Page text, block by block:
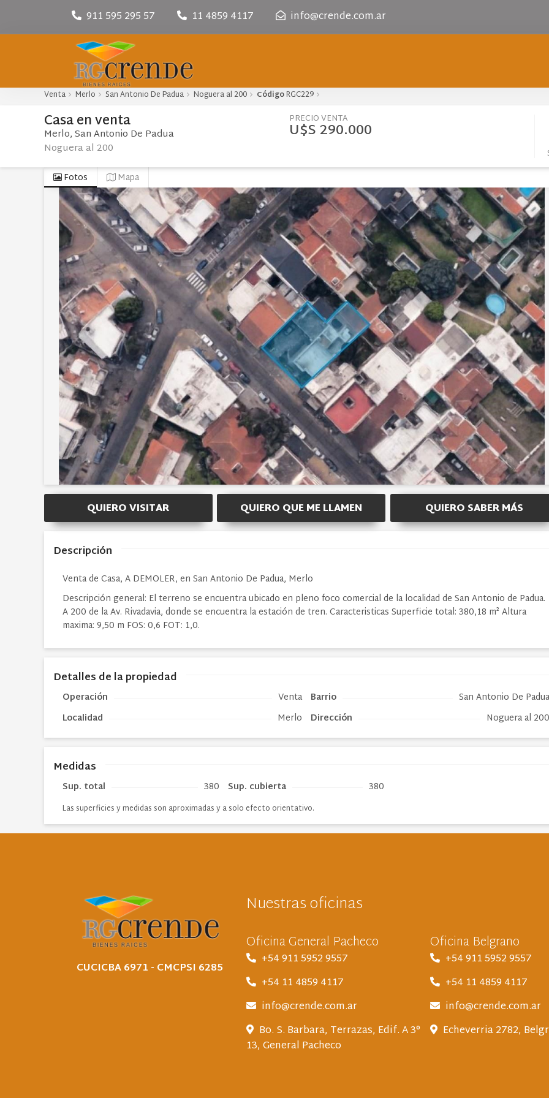
911 595 295 57 11 4859 4117 info@crende.com.ar
Venta Merlo San Antonio De Padua Noguera al 200 CódigoRGC229
Casaenventa
Merlo San Antonio De Padua
Noguera al 200
PRECIO VENTA
U$S 290.000
Fotos Mapa
QUIERO VISITAR QUIERO QUE ME LLAMEN QUIERO SABER MÁS
Descripción
Venta de Casa, A DEMOLER, en San Antonio De Padua, Merlo
Descripción general: El terreno se encuentra ubicado en pleno foco comercial de la localidad de San Antonio de Padua.
A 200 de la Av. Rivadavia, donde se encuentra la estación de tren. Caracteristicas Superficie total: 380,18 m² Altura
maxima: 9,50 m FOS: 0,6 FOT: 1,0.
Detalles de la propiedad
Operación
Venta
Localidad
Merlo
Barrio
San Antonio De Padua
Dirección
Noguera al 200
Medidas
Sup. total 380 Sup. cubierta 380
Las superficies y medidas son aproximadas y a solo efecto orientativo.
CUCICBA 6971 - CMCPSI 6285
Nuestras oficinas
Oficina General Pacheco
+54 911 5952 9557
+54 11 4859 4117
info@crende.com.ar
Bo. S. Barbara, Terrazas, Edif. A 3°
13, General Pacheco
Oficina Belgrano
+54 911 5952 9557
+54 11 4859 4117
info@crende.com.ar
Echeverria 2782,